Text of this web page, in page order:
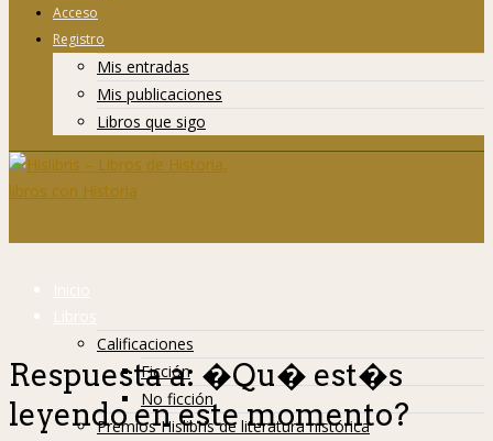
Acceso
Registro
Mis entradas
Mis publicaciones
Libros que sigo
Inicio
Libros
Calificaciones
Ficción
No ficción
Premios Hislibris de literatura histórica
Respuesta a: �Qu� est�s
leyendo en este momento?